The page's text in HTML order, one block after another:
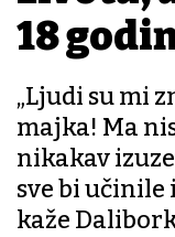
18
„Ljudi su mi
majka! Ma
nikakav
sve bi učinile
kaže